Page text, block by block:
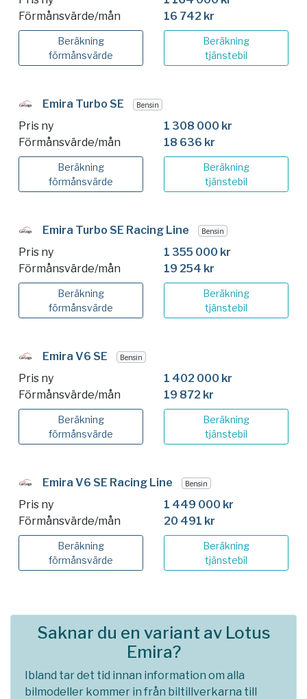
Förmånsvärde/mån
16 742 kr
Beräkning
förmånsvärde
Beräkning
tjänstebil
Emira Turbo SE Bensin
Pris ny
1 308 000 kr
Förmånsvärde/mån
18 636 kr
Beräkning
förmånsvärde
Beräkning
tjänstebil
Emira Turbo SE Racing Line Bensin
Pris ny
1 355 000 kr
Förmånsvärde/mån
19 254 kr
Beräkning
förmånsvärde
Beräkning
tjänstebil
Emira V6 SE Bensin
Pris ny
1 402 000 kr
Förmånsvärde/mån
19 872 kr
Beräkning
förmånsvärde
Beräkning
tjänstebil
Emira V6 SE Racing Line Bensin
Pris ny
1 449 000 kr
Förmånsvärde/mån
20 491 kr
Beräkning
förmånsvärde
Beräkning
tjänstebil
Saknar du en variant av Lotus
Emira?
Ibland tar det tid innan information om alla
bilmodeller kommer in från biltillverkarna till